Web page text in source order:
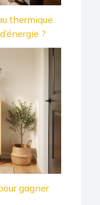
thermique
?
gagner